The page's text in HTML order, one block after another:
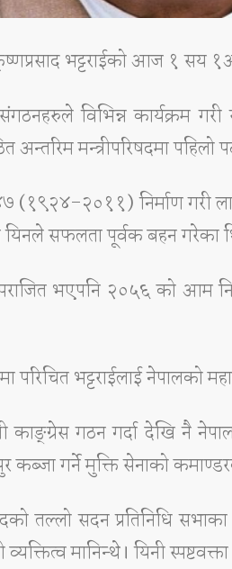
भट्टराईको आज १ सय
विभिन्न कार्यक्रम
मन्त्रीपरिषदमा पहिलो
(१९२४-२०११) निर्माण गरी
यिनले सफलता पूर्वक बहन गरेका
भएपनि २०५६ को आम
भट्टराईलाई नेपालको
काङ्ग्रेस गठन गर्दा देखि नै
कब्जा गर्ने मुक्ति सेनाको
तल्लो सदन प्रतिनिधि
मानिन्थे। यिनी